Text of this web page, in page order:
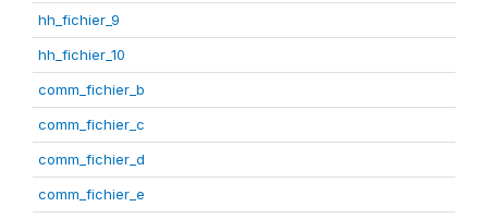
hh_fichier_9
hh_fichier_10
comm_fichier_b
comm_fichier_c
comm_fichier_d
comm_fichier_e